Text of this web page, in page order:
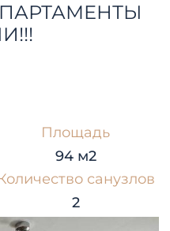
Площадь
94 м2
санузлов
2